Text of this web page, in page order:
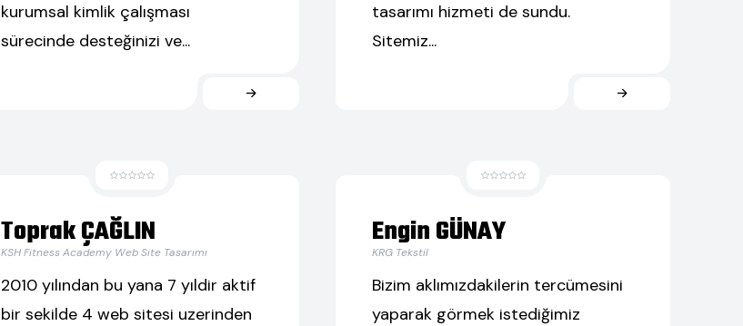
kurumsal kimlik çalışması
sürecinde desteğinizi ve...
tasarımı hizmeti de sundu.
Sitemiz...
Toprak ÇAĞLIN
KSH Fitness Academy Web Site Tasarımı
2010 yılından bu yana 7 yıldir aktif
bir sekilde 4 web sitesi uzerinden
Engin GÜNAY
KRG Tekstil
Bizim aklımızdakilerin tercümesini
yaparak görmek istediğimiz